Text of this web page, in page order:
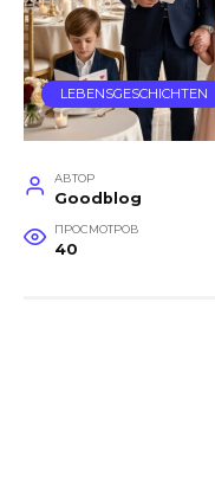
LEBENSGESCHICHTEN
АВТОР
Goodblog
ПРОСМОТРОВ
40